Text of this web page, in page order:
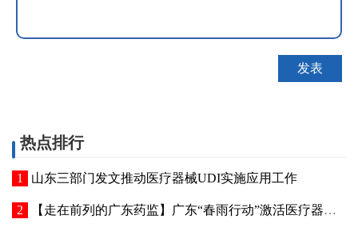
热点排行
山东三部门发文推动医疗器械UDI实施应用工作
【走在前列的广东药监】广东“春雨行动”激活医疗器械创新动能